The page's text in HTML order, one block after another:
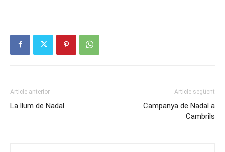
Article anterior
La llum de Nadal
Article següent
Campanya de Nadal a
Cambrils